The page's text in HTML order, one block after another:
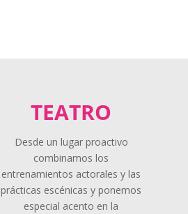
TEATRO
Desde un lugar proactivo
combinamos los
entrenamientos actorales y las
prácticas escénicas y ponemos
especial acento en la